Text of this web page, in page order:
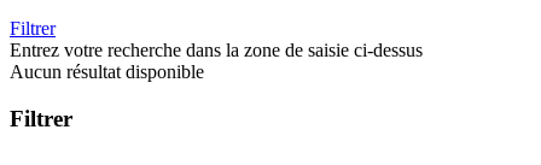
Filtrer
Entrez votre recherche dans la zone de saisie ci-dessus
Aucun résultat disponible
Filtrer